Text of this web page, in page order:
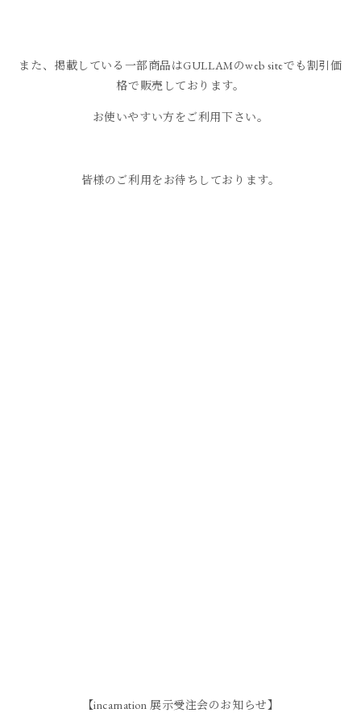
また、掲載している一部商品はGULLAMのweb siteでも割引価
格で販売しております。
お使いやすい方をご利用下さい。
皆様のご利用をお待ちしております。
【incarnation 展示受注会のお知らせ】